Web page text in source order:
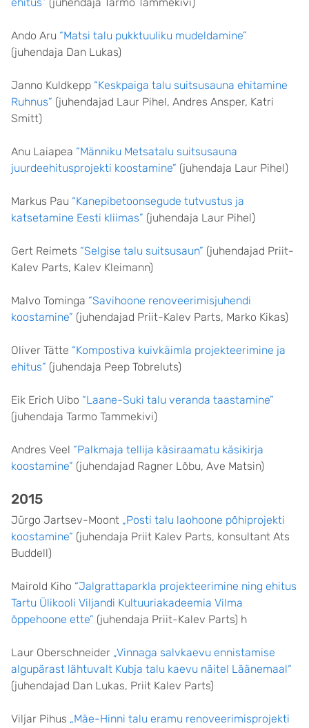
Ando Aru “Matsi talu pukktuuliku mudeldamine”
(juhendaja Dan Lukas)
Janno Kuldkepp “Keskpaiga talu suitsusauna ehitamine
Ruhnus” (juhendajad Laur Pihel, Andres Ansper, Katri
Smitt)
Anu Laiapea “Männiku Metsatalu suitsusauna
juurdeehitusprojekti koostamine” (juhendaja Laur Pihel)
Markus Pau “Kanepibetoonsegude tutvustus ja
katsetamine Eesti kliimas” (juhendaja Laur Pihel)
Gert Reimets “Selgise talu suitsusaun” (juhendajad Priit-
Kalev Parts, Kalev Kleimann)
Malvo Tominga “Savihoone renoveerimisjuhendi
koostamine” (juhendajad Priit-Kalev Parts, Marko Kikas)
Oliver Tätte “Kompostiva kuivkäimla projekteerimine ja
ehitus” (juhendaja Peep Tobreluts)
Eik Erich Uibo “Laane-Suki talu veranda taastamine”
(juhendaja Tarmo Tammekivi)
Andres Veel “Palkmaja tellija käsiraamatu käsikirja
koostamine” (juhendajad Ragner Lõbu, Ave Matsin)
2015
Jürgo Jartsev-Moont „Posti talu laohoone põhiprojekti
koostamine“ (juhendaja Priit Kalev Parts, konsultant Ats
Buddell)
Mairold Kiho “Jalgrattaparkla projekteerimine ning ehitus
Tartu Ülikooli Viljandi Kultuuriakadeemia Vilma
õppehoone ette” (juhendaja Priit-Kalev Parts) h
Laur Oberschneider „Vinnaga salvkaevu ennistamise
algupärast lähtuvalt Kubja talu kaevu näitel Läänemaal“
(juhendajad Dan Lukas, Priit Kalev Parts)
Viljar Pihus „Mäe-Hinni talu eramu renoveerimisprojekti